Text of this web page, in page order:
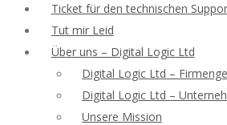
Ticket für den technischen
Tut mir Leid
Über uns – Digital Logic Ltd
Digital Logic Ltd –
Digital Logic Ltd –
Unsere Mission